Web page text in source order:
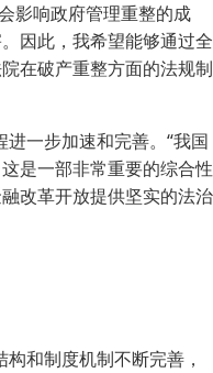
影响政府管理重整的成
因此，我希望能够通过全
在破产重整方面的法规制
一步加速和完善。“我国
是一部非常重要的综合性
改革开放提供坚实的法治
和制度机制不断完善，